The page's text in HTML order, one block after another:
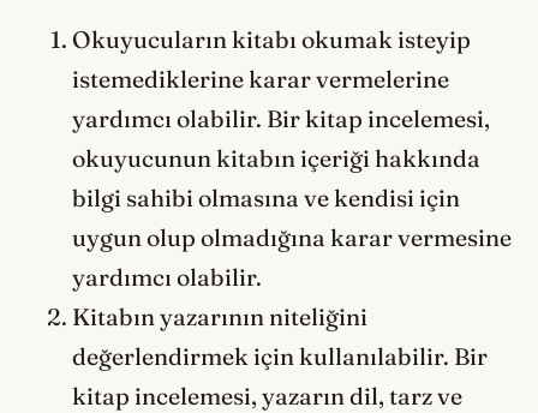
Okuyucuların kitabı okumak isteyip
istemediklerine karar vermelerine
yardımcı olabilir. Bir kitap incelemesi,
okuyucunun kitabın içeriği hakkında
bilgi sahibi olmasına ve kendisi için
uygun olup olmadığına karar vermesine
yardımcı olabilir.
Kitabın yazarının niteliğini
değerlendirmek için kullanılabilir. Bir
kitap incelemesi, yazarın dil, tarz ve